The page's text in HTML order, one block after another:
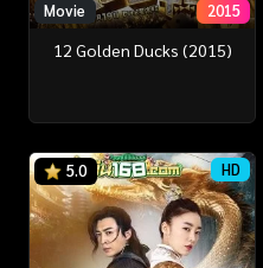
Movie 2015
12 Golden Ducks (2015)
5.0 HD